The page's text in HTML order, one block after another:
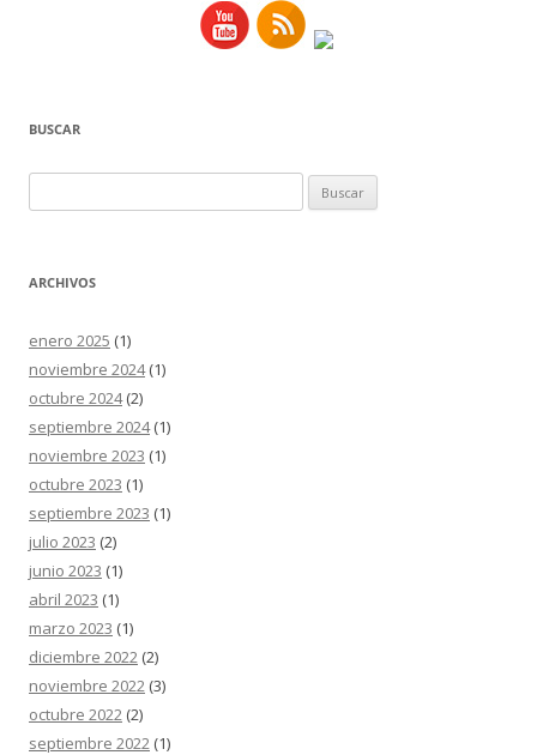
BUSCAR
ARCHIVOS
enero 2025 (1)
noviembre 2024(1)
octubre 2024(2)
septiembre 2024(1)
noviembre 2023 (1)
octubre 2023 (1)
septiembre 2023 (1)
julio 2023 (2)
junio 2023 (1)
abril 2023 (1)
marzo 2023 (1)
diciembre 2022 (2)
noviembre 2022 (3)
octubre 2022 (2)
septiembre 2022 (1)